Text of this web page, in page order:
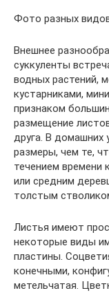
Фото разных
Внешнее
суккуленты
водных растений,
кустарниками,
признаком
размещение
друга. В домашних
размеры, чем те,
течением времени
или средним
толстым
Листья имеют
некоторые виды
пластины.
конечными,
метельчатая.